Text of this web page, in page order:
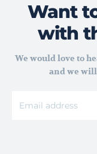
Want
with
We would love to
and we